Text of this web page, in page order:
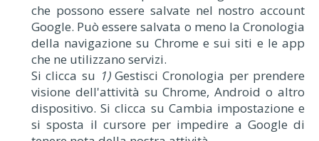
che possono essere salvate nel nostro account
Google. Può essere salvata o meno la Cronologia
della navigazione su Chrome e sui siti e le app
che ne utilizzano servizi.
Si clicca su 1)Gestisci Cronologia per prendere
visione dell'attività su Chrome, Android o altro
dispositivo. Si clicca su Cambia impostazione e
si sposta il cursore per impedire a Google di